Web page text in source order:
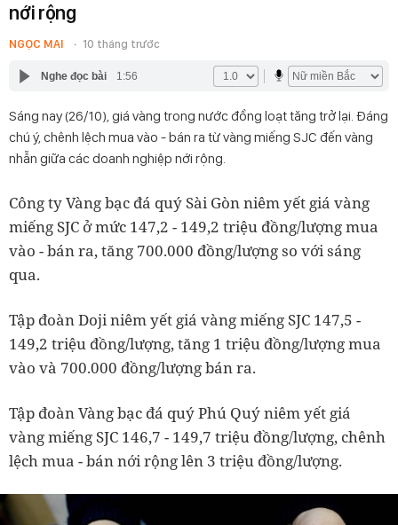
nới rộng
NGỌC MAI 10 tháng trước
Nghe đọc bài 1:56
Sáng nay (26/10), giá vàng trong nước đồng loạt tăng trở lại. Đáng
chú ý, chênh lệch mua vào - bán ra từ vàng miếng SJC đến vàng
nhẫn giữa các doanh nghiệp nới rộng.
Công ty Vàng bạc đá quý Sài Gòn niêm yết giá vàng
miếng SJC ở mức 147,2 - 149,2 triệu đồng/lượng mua
vào - bán ra, tăng 700.000 đồng/lượng so với sáng
qua.
Tập đoàn Doji niêm yết giá vàng miếng SJC 147,5 -
149,2 triệu đồng/lượng, tăng 1 triệu đồng/lượng mua
vào và 700.000 đồng/lượng bán ra.
Tập đoàn Vàng bạc đá quý Phú Quý niêm yết giá
vàng miếng SJC 146,7 - 149,7 triệu đồng/lượng, chênh
lệch mua - bán nới rộng lên 3 triệu đồng/lượng.